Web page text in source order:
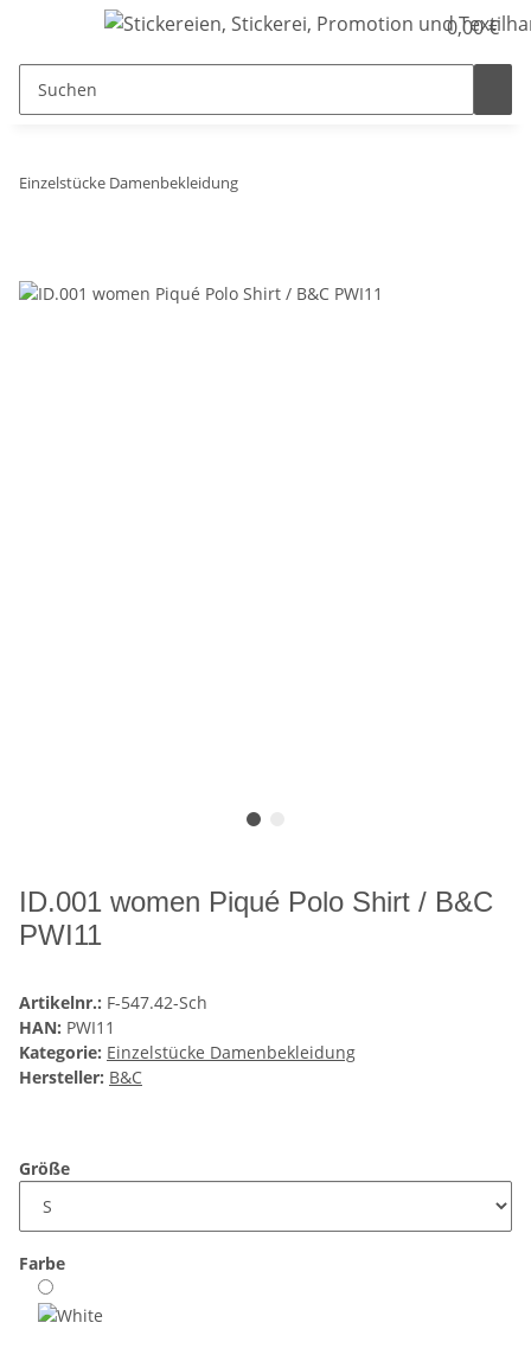
0,00 €
Einzelstücke Damenbekleidung
ID.001 women Piqué Polo Shirt / B&C
PWI11
Artikelnr.: F-547.42-Sch
HAN: PWI11
Kategorie: Einzelstücke Damenbekleidung
Hersteller: B&C
Größe
Farbe